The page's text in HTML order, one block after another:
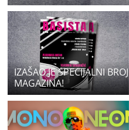
IZAŠAO JE SPECIJALNI BROJ
MAGAZINA!